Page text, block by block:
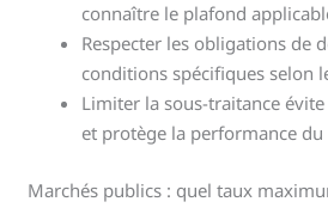
connaître le plafond
Respecter les obligations de
conditions spécifiques selon
Limiter la sous-traitance
et protège la performance du
Marchés publics : quel taux